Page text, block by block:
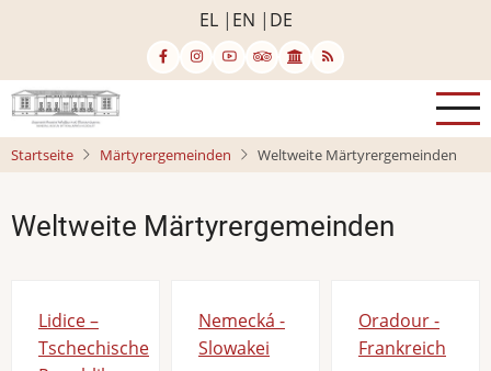
EL EN DE
Startseite Märtyrergemeinden Weltweite Märtyrergemeinden
Weltweite Märtyrergemeinden
Lidice –
Tschechische
Nemecká -
Slowakei
Oradour -
Frankreich